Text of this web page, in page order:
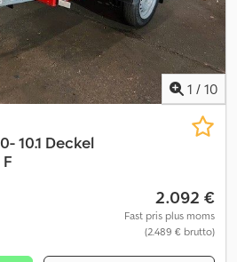
for optimal lastfordeling, og meget
for fejl og mellemsalg.
1 / 10
10.1 Deckel
2.092 €
Fast pris plus moms
(2.489 € brutto)